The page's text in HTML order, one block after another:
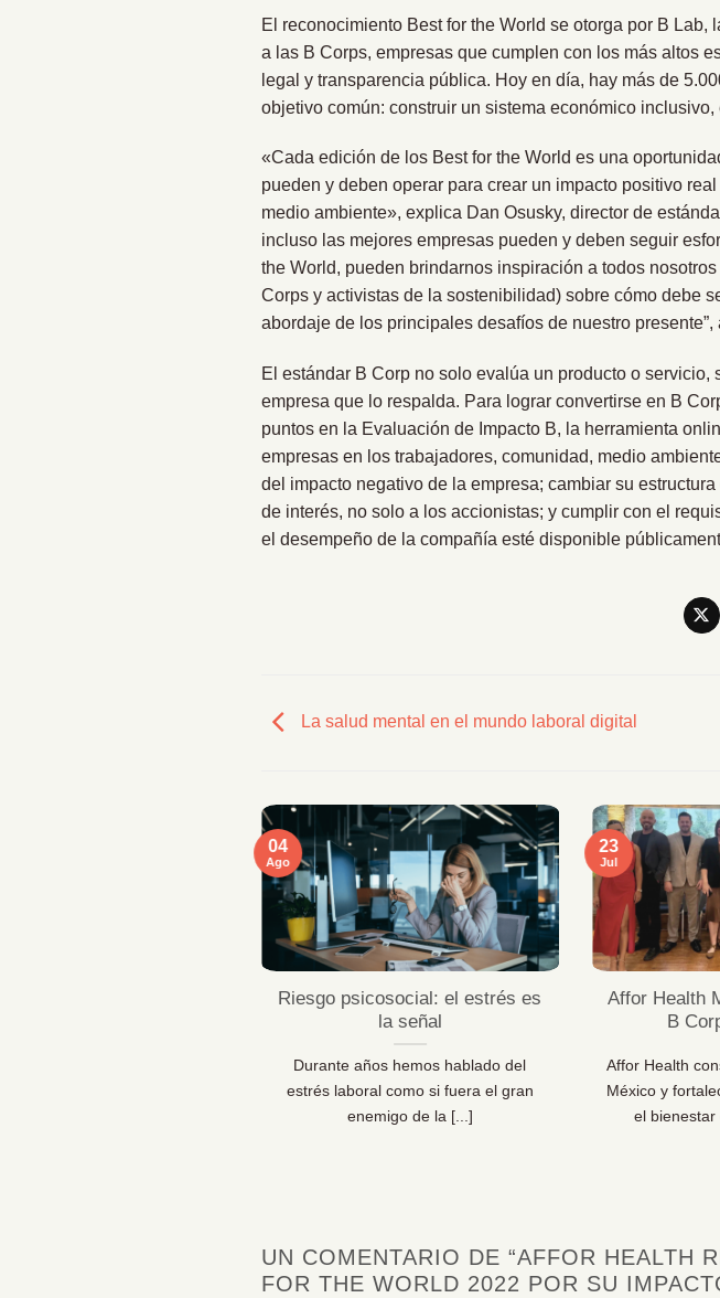
El reconocimiento Best for the World se otorga por B
a las B Corps, empresas que cumplen con los más altos
legal y transparencia pública. Hoy en día, hay más de
objetivo común: construir un sistema económico
«Cada edición de los Best for the World es una
pueden y deben operar para crear un impacto positivo
medio ambiente», explica Dan Osusky, director de
incluso las mejores empresas pueden y deben seguir
the World, pueden brindarnos inspiración a todos
Corps y activistas de la sostenibilidad) sobre cómo debe
abordaje de los principales desafíos de nuestro presente”,
El estándar B Corp no solo evalúa un producto o
empresa que lo respalda. Para lograr convertirse en B
puntos en la Evaluación de Impacto B, la herramienta
empresas en los trabajadores, comunidad, medio
del impacto negativo de la empresa; cambiar su
de interés, no solo a los accionistas; y cumplir con el
el desempeño de la compañía esté disponible
La salud mental en el mundo laboral digital
Riesgo psicosocial: el estrés es
la señal
Durante años hemos hablado del
estrés laboral como si fuera el gran
enemigo de la [...]
04
Ago
Affor Health
B
Affor Health
México y
el bienestar
23
Jul
UN COMENTARIO DE “AFFOR HEALTH
FOR THE WORLD 2022 POR SU